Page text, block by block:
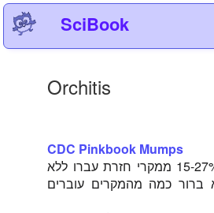
SciBook
Orchitis
CDC Pinkbook Mumps
לפני עידן החיסונים 15-27% ממקרי חזרת עברו ללא
ברור כמה מהמקרים עוברים